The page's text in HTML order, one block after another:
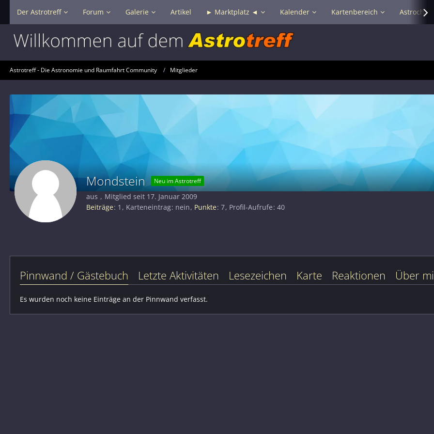
Der Astrotreff Forum Galerie Artikel ► Marktplatz ◄ Kalender Kartenbereich Astrochat
Astrotreff - Die Astronomie und Raumfahrt Community Mitglieder
Mondstein Neu im Astrotreff
aus
Mitglied seit 17. Januar 2009
Beiträge 1 Karteneintrag nein Punkte 7 Profil-Aufrufe 40
Pinnwand / Gästebuch Letzte Aktivitäten Lesezeichen Karte Reaktionen Über
Es wurden noch keine Einträge an der Pinnwand verfasst.